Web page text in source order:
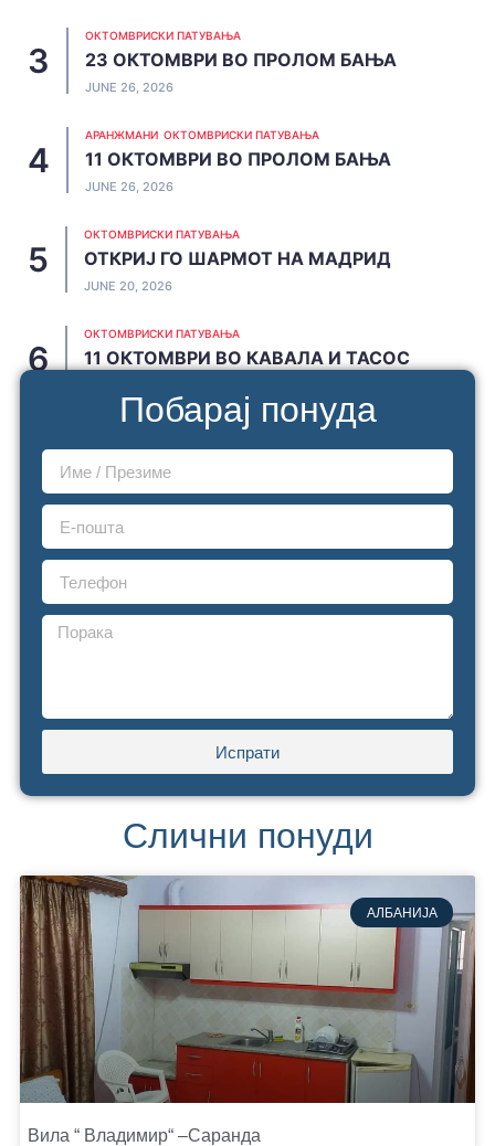
ОКТОМВРИСКИ ПАТУВАЊА
23 ОКТОМВРИ ВО ПРОЛОМ БАЊА
JUNE 26, 2026
АРАНЖМАНИ ОКТОМВРИСКИ ПАТУВАЊА
11 ОКТОМВРИ ВО ПРОЛОМ БАЊА
JUNE 26, 2026
ОКТОМВРИСКИ ПАТУВАЊА
ОТКРИЈ ГО ШАРМОТ НА МАДРИД
JUNE 20, 2026
ОКТОМВРИСКИ ПАТУВАЊА
11 ОКТОМВРИ ВО КАВАЛА И ТАСОС
Побарај понуда
Испрати
Слични понуди
АЛБАНИЈА
Вила “ Владимир“ –Саранда